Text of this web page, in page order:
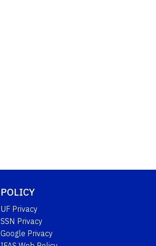
POLICY
UF Privacy
SSN Privacy
Google Privacy